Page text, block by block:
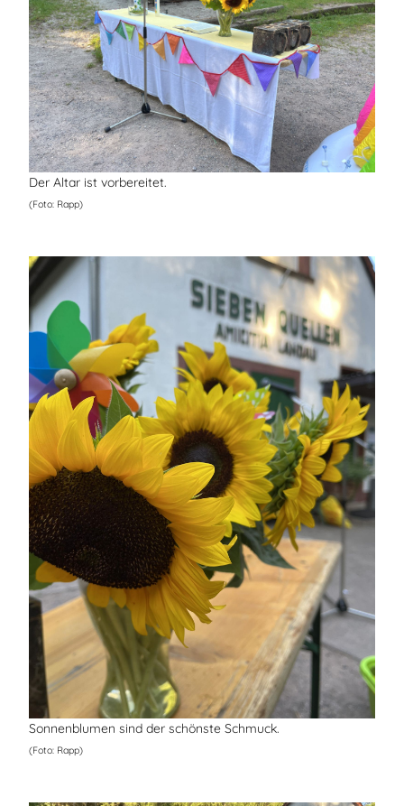
Der Altar ist vorbereitet.
(Foto: Rapp)
Sonnenblumen sind der schönste Schmuck.
(Foto: Rapp)